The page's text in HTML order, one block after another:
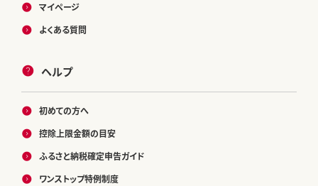
マイページ
よくある質問
ヘルプ
初めての方へ
控除上限金額の目安
ふるさと納税確定申告ガイド
ワンストップ特例制度